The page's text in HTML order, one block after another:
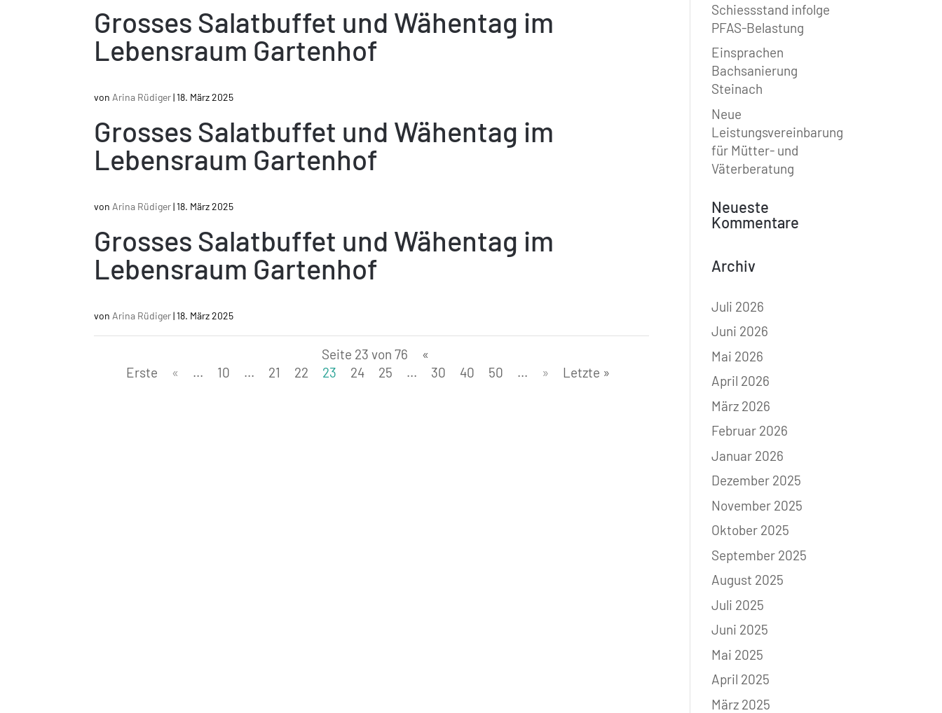
Grosses Salatbuffet und Wähentag im
Lebensraum Gartenhof
von Arina Rüdiger|18. März 2025
Grosses Salatbuffet und Wähentag im
Lebensraum Gartenhof
von Arina Rüdiger|18. März 2025
Grosses Salatbuffet und Wähentag im
Lebensraum Gartenhof
von Arina Rüdiger|18. März 2025
Seite 23 von 76
«
Erste
« ... 10 ... 21 22 23 24 25 ... 30 40 50 ... » Letzte »
Schiessstand infolge
PFAS-Belastung
Einsprachen
Bachsanierung
Steinach
Neue
Leistungsvereinbarung
für Mütter- und
Väterberatung
Neueste
Kommentare
Archiv
Juli 2026
Juni 2026
Mai 2026
April 2026
März 2026
Februar 2026
Januar 2026
Dezember 2025
November 2025
Oktober 2025
September 2025
August 2025
Juli 2025
Juni 2025
Mai 2025
April 2025
März 2025